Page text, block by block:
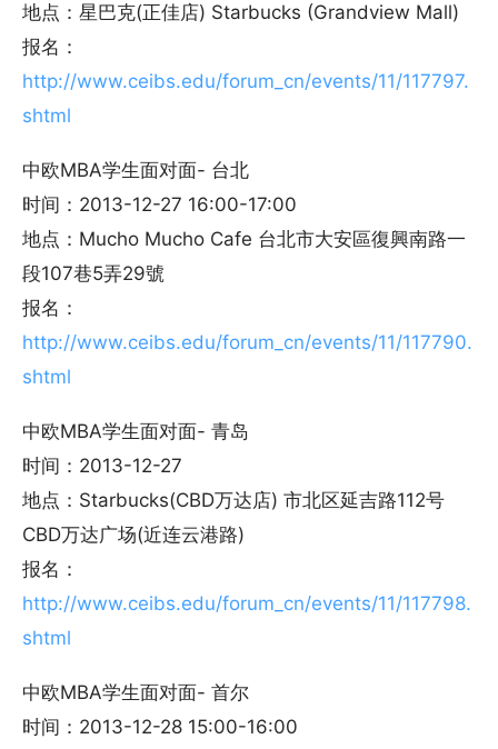
地点：星巴克(正佳店) Starbucks (Grandview Mall)
报名：
http://www.ceibs.edu/forum_cn/events/11/117797.
shtml
中欧MBA学生面对面- 台北
时间：2013-12-27 16:00-17:00
地点：Mucho Mucho Cafe 台北市大安區復興南路一
段107巷5弄29號
报名：
http://www.ceibs.edu/forum_cn/events/11/117790.
shtml
中欧MBA学生面对面- 青岛
时间：2013-12-27
地点：Starbucks(CBD万达店) 市北区延吉路112号
CBD万达广场(近连云港路)
报名：
http://www.ceibs.edu/forum_cn/events/11/117798.
shtml
中欧MBA学生面对面- 首尔
时间：2013-12-28 15:00-16:00